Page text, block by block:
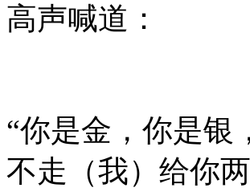
高声喊道：
“你是金，你是银
不走（我）给你